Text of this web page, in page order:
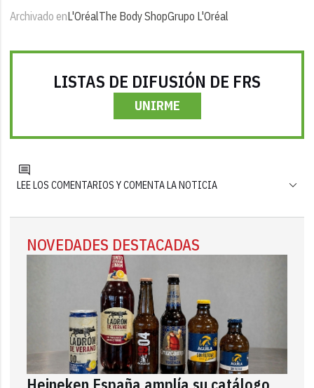
Archivado enL'OréalThe Body ShopGrupo L'Oréal
LISTAS DE DIFUSIÓN DE FRS
UNIRME
LEE LOS COMENTARIOS Y COMENTA LA NOTICIA
NOVEDADES DESTACADAS